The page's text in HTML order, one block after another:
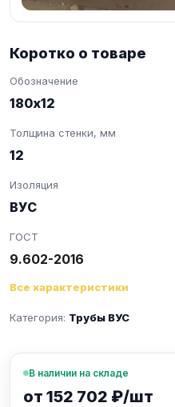
Коротко о товаре
Обозначение
180х12
Толщина стенки, мм
12
Изоляция
ВУС
ГОСТ
9.602-2016
Все характеристики
Категория: Трубы ВУС
В наличии на складе
от 152 702 ₽/шт